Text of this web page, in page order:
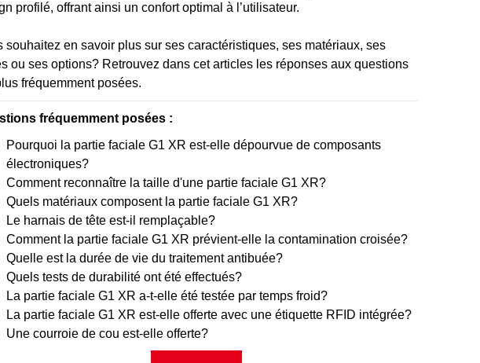
profilé, offrant ainsi un confort optimal à l’utilisateur.
souhaitez en savoir plus sur ses caractéristiques, ses matériaux, ses
ou ses options? Retrouvez dans cet articles les réponses aux questions
fréquemment posées.
fréquemment posées :
Pourquoi la partie faciale G1 XR est-elle dépourvue de composants
électroniques?
Comment reconnaître la taille d'une partie faciale G1 XR?
Quels matériaux composent la partie faciale G1 XR?
Le harnais de tête est-il remplaçable?
Comment la partie faciale G1 XR prévient-elle la contamination croisée?
Quelle est la durée de vie du traitement antibuée?
Quels tests de durabilité ont été effectués?
La partie faciale G1 XR a-t-elle été testée par temps froid?
La partie faciale G1 XR est-elle offerte avec une étiquette RFID intégrée?
Une courroie de cou est-elle offerte?